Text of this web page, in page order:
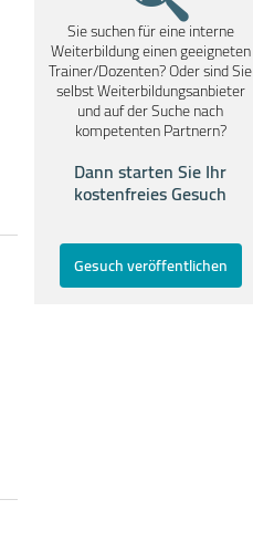
Sie suchen für eine interne
Weiterbildung einen geeigneten
Trainer/Dozenten? Oder sind Sie
selbst Weiterbildungsanbieter
und auf der Suche nach
kompetenten Partnern?
Dann starten Sie Ihr
kostenfreies Gesuch
Gesuch veröffentlichen